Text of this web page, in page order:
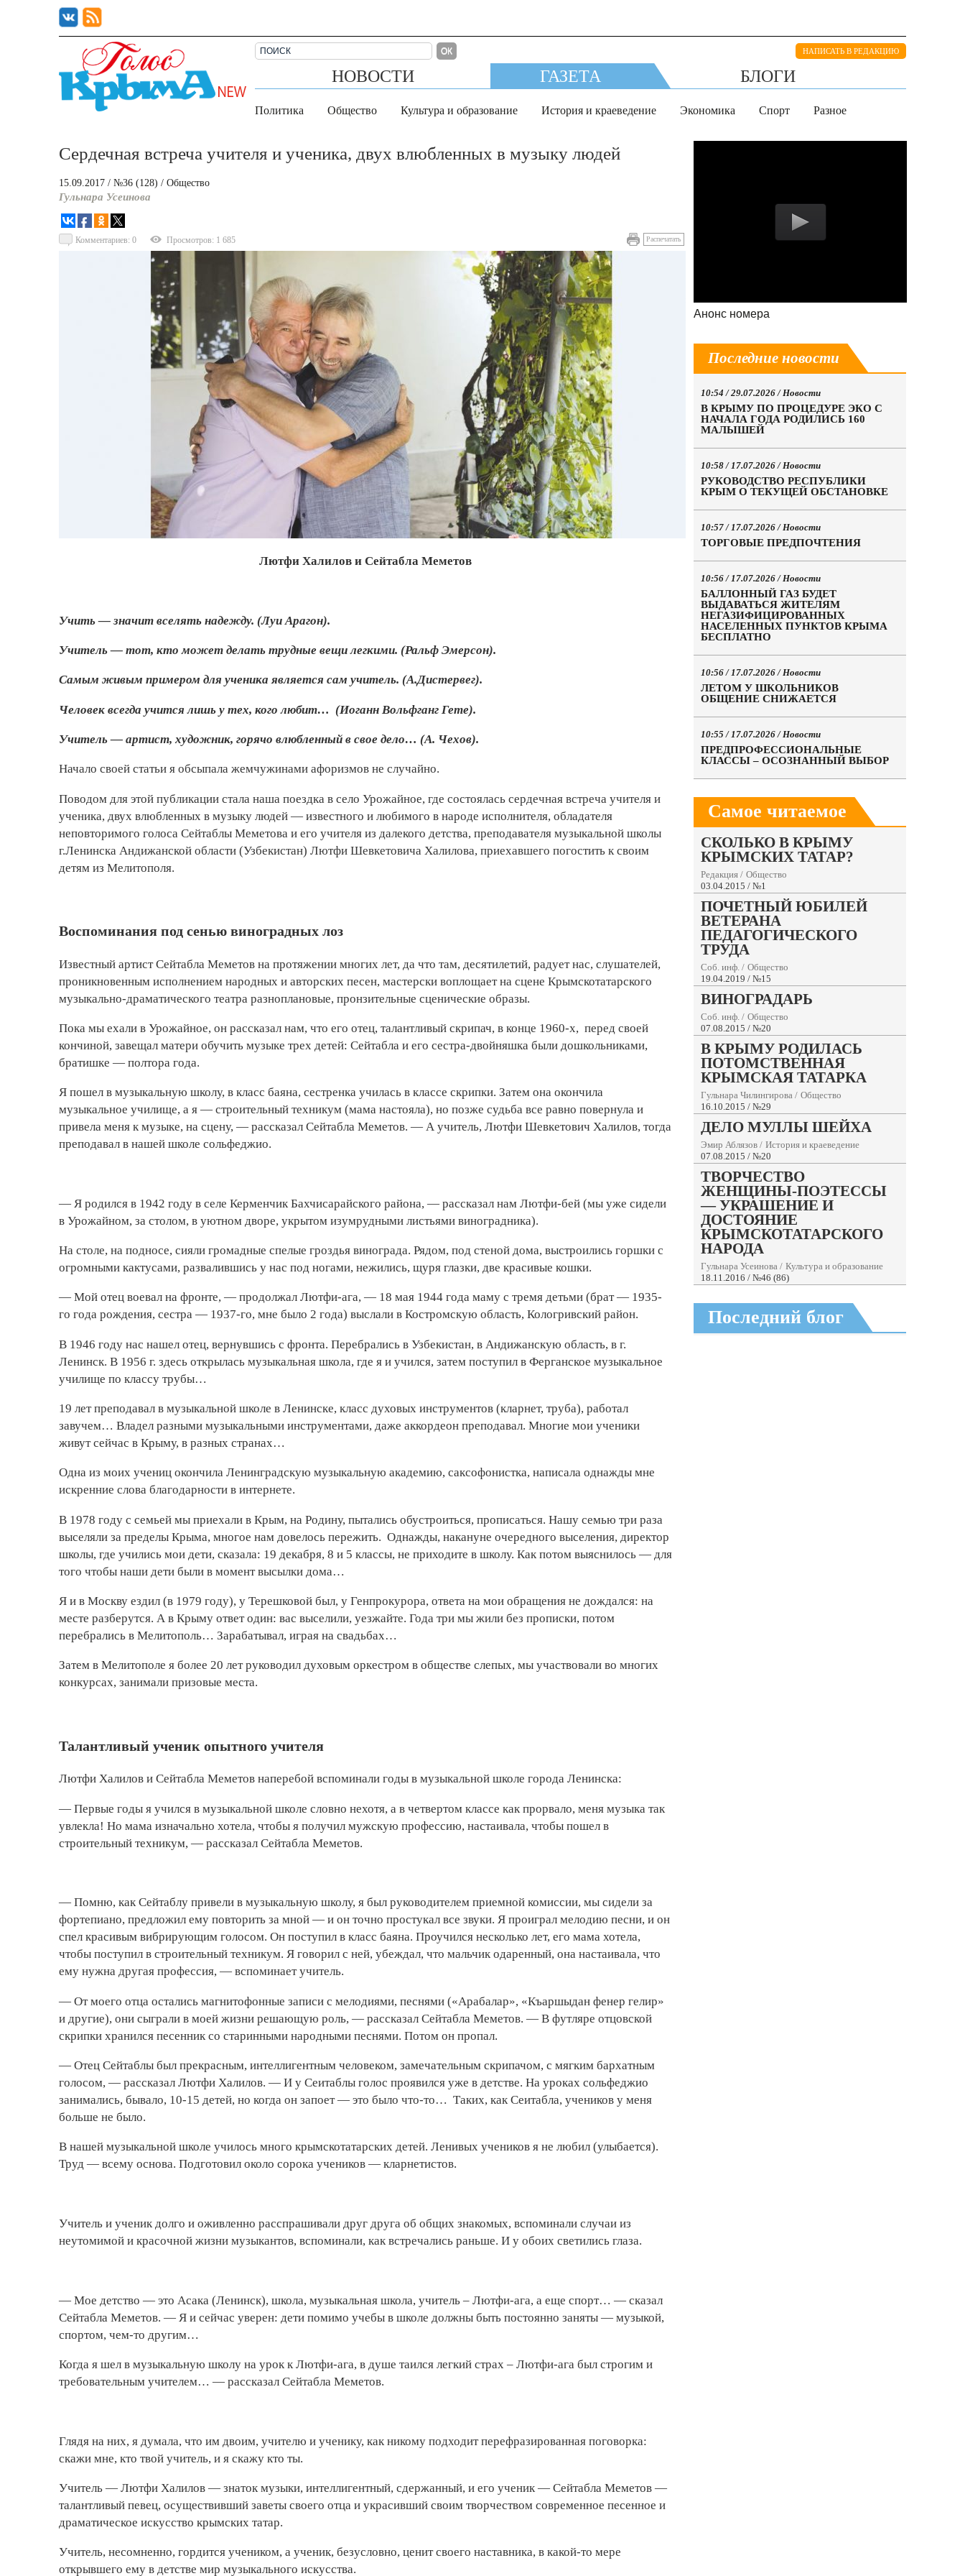
ОК НАПИСАТЬ В РЕДАКЦИЮ
НОВОСТИ ГАЗЕТА БЛОГИ
Политика Общество Культура и образование История и краеведение Экономика Спорт Разное
Сердечная встреча учителя и ученика, двух влюбленных в музыку людей
15.09.2017 / №36 (128) / Общество
Гульнара Усеинова
Комментариев: 0 Просмотров: 1 685 Распечатать
Лютфи Халилов и Сейтабла Меметов
Учить — значит вселять надежду. (Луи Арагон).
Учитель — тот, кто может делать трудные вещи легкими. (Ральф Эмерсон).
Самым живым примером для ученика является сам учитель. (А.Дистервег).
Человек всегда учится лишь у тех, кого любит… (Иоганн Вольфганг Гете).
Учитель — артист, художник, горячо влюбленный в свое дело… (А. Чехов).
Начало своей статьи я обсыпала жемчужинами афоризмов не случайно.
Поводом для этой публикации стала наша поездка в село Урожайное, где состоялась сердечная встреча учителя и
ученика, двух влюбленных в музыку людей — известного и любимого в народе исполнителя, обладателя
неповторимого голоса Сейтаблы Меметова и его учителя из далекого детства, преподавателя музыкальной школы
г.Ленинска Андижанской области (Узбекистан) Лютфи Шевкетовича Халилова, приехавшего погостить к своим
детям из Мелитополя.
Воспоминания под сенью виноградных лоз
Известный артист Сейтабла Меметов на протяжении многих лет, да что там, десятилетий, радует нас, слушателей,
проникновенным исполнением народных и авторских песен, мастерски воплощает на сцене Крымскотатарского
музыкально-драматического театра разноплановые, пронзительные сценические образы.
Пока мы ехали в Урожайное, он рассказал нам, что его отец, талантливый скрипач, в конце 1960-х, перед своей
кончиной, завещал матери обучить музыке трех детей: Сейтабла и его сестра-двойняшка были дошкольниками,
братишке — полтора года.
Я пошел в музыкальную школу, в класс баяна, сестренка училась в классе скрипки. Затем она окончила
музыкальное училище, а я — строительный техникум (мама настояла), но позже судьба все равно повернула и
привела меня к музыке, на сцену, — рассказал Сейтабла Меметов. — А учитель, Лютфи Шевкетович Халилов, тогда
преподавал в нашей школе сольфеджио.
— Я родился в 1942 году в селе Керменчик Бахчисарайского района, — рассказал нам Лютфи-бей (мы уже сидели
в Урожайном, за столом, в уютном дворе, укрытом изумрудными листьями виноградника).
На столе, на подносе, сияли громадные спелые гроздья винограда. Рядом, под стеной дома, выстроились горшки с
огромными кактусами, развалившись у нас под ногами, нежились, щуря глазки, две красивые кошки.
— Мой отец воевал на фронте, — продолжал Лютфи-ага, — 18 мая 1944 года маму с тремя детьми (брат — 1935-
го года рождения, сестра — 1937-го, мне было 2 года) выслали в Костромскую область, Кологривский район.
В 1946 году нас нашел отец, вернувшись с фронта. Перебрались в Узбекистан, в Андижанскую область, в г.
Ленинск. В 1956 г. здесь открылась музыкальная школа, где я и учился, затем поступил в Ферганское музыкальное
училище по классу трубы…
19 лет преподавал в музыкальной школе в Ленинске, класс духовых инструментов (кларнет, труба), работал
завучем… Владел разными музыкальными инструментами, даже аккордеон преподавал. Многие мои ученики
живут сейчас в Крыму, в разных странах…
Одна из моих учениц окончила Ленинградскую музыкальную академию, саксофонистка, написала однажды мне
искренние слова благодарности в интернете.
В 1978 году с семьей мы приехали в Крым, на Родину, пытались обустроиться, прописаться. Нашу семью три раза
выселяли за пределы Крыма, многое нам довелось пережить. Однажды, накануне очередного выселения, директор
школы, где учились мои дети, сказала: 19 декабря, 8 и 5 классы, не приходите в школу. Как потом выяснилось — для
того чтобы наши дети были в момент высылки дома…
Я и в Москву ездил (в 1979 году), у Терешковой был, у Генпрокурора, ответа на мои обращения не дождался: на
месте разберутся. А в Крыму ответ один: вас выселили, уезжайте. Года три мы жили без прописки, потом
перебрались в Мелитополь… Зарабатывал, играя на свадьбах…
Затем в Мелитополе я более 20 лет руководил духовым оркестром в обществе слепых, мы участвовали во многих
конкурсах, занимали призовые места.
Талантливый ученик опытного учителя
Лютфи Халилов и Сейтабла Меметов наперебой вспоминали годы в музыкальной школе города Ленинска:
— Первые годы я учился в музыкальной школе словно нехотя, а в четвертом классе как прорвало, меня музыка так
увлекла! Но мама изначально хотела, чтобы я получил мужскую профессию, настаивала, чтобы пошел в
строительный техникум, — рассказал Сейтабла Меметов.
— Помню, как Сейтаблу привели в музыкальную школу, я был руководителем приемной комиссии, мы сидели за
фортепиано, предложил ему повторить за мной — и он точно простукал все звуки. Я проиграл мелодию песни, и он
спел красивым вибрирующим голосом. Он поступил в класс баяна. Проучился несколько лет, его мама хотела,
чтобы поступил в строительный техникум. Я говорил с ней, убеждал, что мальчик одаренный, она настаивала, что
ему нужна другая профессия, — вспоминает учитель.
— От моего отца остались магнитофонные записи с мелодиями, песнями («Арабалар», «Къаршыдан фенер гелир»
и другие), они сыграли в моей жизни решающую роль, — рассказал Сейтабла Меметов. — В футляре отцовской
скрипки хранился песенник со старинными народными песнями. Потом он пропал.
— Отец Сейтаблы был прекрасным, интеллигентным человеком, замечательным скрипачом, с мягким бархатным
голосом, — рассказал Лютфи Халилов. — И у Сеитаблы голос проявился уже в детстве. На уроках сольфеджио
занимались, бывало, 10-15 детей, но когда он запоет — это было что-то… Таких, как Сеитабла, учеников у меня
больше не было.
В нашей музыкальной школе училось много крымскотатарских детей. Ленивых учеников я не любил (улыбается).
Труд — всему основа. Подготовил около сорока учеников — кларнетистов.
Учитель и ученик долго и оживленно расспрашивали друг друга об общих знакомых, вспоминали случаи из
неутомимой и красочной жизни музыкантов, вспоминали, как встречались раньше. И у обоих светились глаза.
— Мое детство — это Асака (Ленинск), школа, музыкальная школа, учитель – Лютфи-ага, а еще спорт… — сказал
Сейтабла Меметов. — Я и сейчас уверен: дети помимо учебы в школе должны быть постоянно заняты — музыкой,
спортом, чем-то другим…
Когда я шел в музыкальную школу на урок к Лютфи-ага, в душе таился легкий страх – Лютфи-ага был строгим и
требовательным учителем… — рассказал Сейтабла Меметов.
Глядя на них, я думала, что им двоим, учителю и ученику, как никому подходит перефразированная поговорка:
скажи мне, кто твой учитель, и я скажу кто ты.
Учитель — Лютфи Халилов — знаток музыки, интеллигентный, сдержанный, и его ученик — Сейтабла Меметов —
талантливый певец, осуществивший заветы своего отца и украсивший своим творчеством современное песенное и
драматическое искусство крымских татар.
Учитель, несомненно, гордится учеником, а ученик, безусловно, ценит своего наставника, в какой-то мере
открывшего ему в детстве мир музыкального искусства.
Анонс номера
Последние новости
10:54 / 29.07.2026 /Новости
В КРЫМУ ПО ПРОЦЕДУРЕ ЭКО С
НАЧАЛА ГОДА РОДИЛИСЬ 160
МАЛЫШЕЙ
10:58 / 17.07.2026 /Новости
РУКОВОДСТВО РЕСПУБЛИКИ
КРЫМ О ТЕКУЩЕЙ ОБСТАНОВКЕ
10:57 / 17.07.2026 /Новости
ТОРГОВЫЕ ПРЕДПОЧТЕНИЯ
10:56 / 17.07.2026 /Новости
БАЛЛОННЫЙ ГАЗ БУДЕТ
ВЫДАВАТЬСЯ ЖИТЕЛЯМ
НЕГАЗИФИЦИРОВАННЫХ
НАСЕЛЕННЫХ ПУНКТОВ КРЫМА
БЕСПЛАТНО
10:56 / 17.07.2026 /Новости
ЛЕТОМ У ШКОЛЬНИКОВ
ОБЩЕНИЕ СНИЖАЕТСЯ
10:55 / 17.07.2026 /Новости
ПРЕДПРОФЕССИОНАЛЬНЫЕ
КЛАССЫ – ОСОЗНАННЫЙ ВЫБОР
Самое читаемое
СКОЛЬКО В КРЫМУ
КРЫМСКИХ ТАТАР?
Редакция / Общество
03.04.2015 / №1
ПОЧЕТНЫЙ ЮБИЛЕЙ
ВЕТЕРАНА
ПЕДАГОГИЧЕСКОГО
ТРУДА
Соб. инф. / Общество
19.04.2019 / №15
ВИНОГРАДАРЬ
Соб. инф. / Общество
07.08.2015 / №20
В КРЫМУ РОДИЛАСЬ
ПОТОМСТВЕННАЯ
КРЫМСКАЯ ТАТАРКА
Гульнара Чилингирова / Общество
16.10.2015 / №29
ДЕЛО МУЛЛЫ ШЕЙХА
Эмир Аблязов / История и краеведение
07.08.2015 / №20
ТВОРЧЕСТВО
ЖЕНЩИНЫ-ПОЭТЕССЫ
— УКРАШЕНИЕ И
ДОСТОЯНИЕ
КРЫМСКОТАТАРСКОГО
НАРОДА
Гульнара Усеинова / Культура и образование
18.11.2016 / №46 (86)
Последний блог